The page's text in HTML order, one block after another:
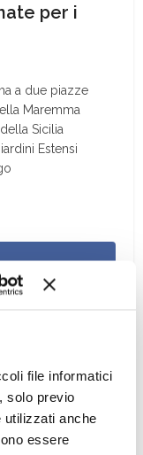
file informatici
solo previo
utilizzati anche
essere
per i
a due piazze
Maremma
Sicilia
Estensi